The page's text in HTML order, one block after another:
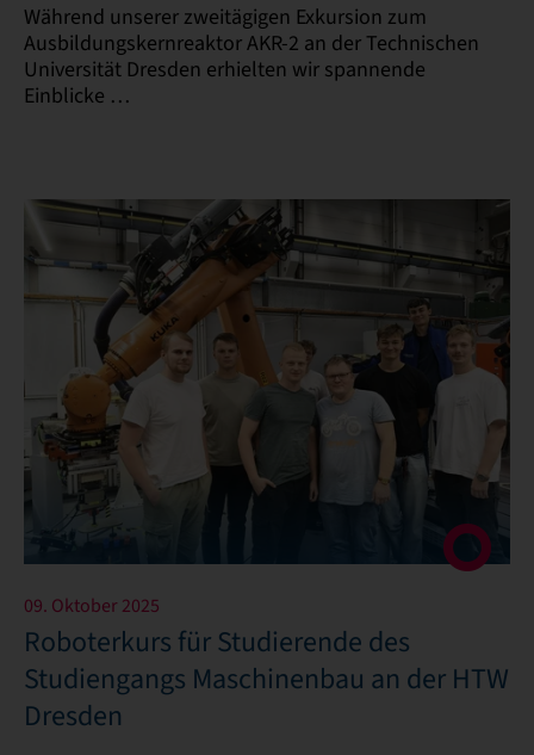
Während unserer zweitägigen Exkursion zum
Ausbildungskernreaktor AKR-2 an der Technischen
Universität Dresden erhielten wir spannende
Einblicke …
09. Oktober 2025
Roboterkurs für Studierende des
Studiengangs Maschinenbau an der HTW
Dresden